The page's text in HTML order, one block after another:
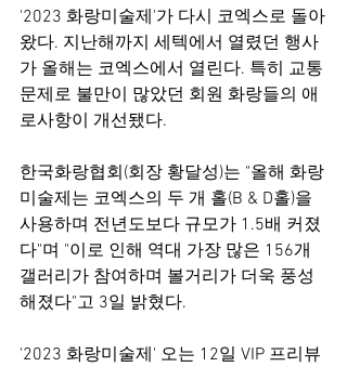
'2023 화랑미술제'가 다시 코엑스로 돌아
왔다. 지난해까지 세텍에서 열렸던 행사
가 올해는 코엑스에서 열린다. 특히 교통
문제로 불만이 많았던 회원 화랑들의 애
로사항이 개선됐다.
한국화랑협회(회장 황달성)는 "올해 화랑
미술제는 코엑스의 두 개 홀(B & D홀)을
사용하며 전년도보다 규모가 1.5배 커졌
다"며 "이로 인해 역대 가장 많은 156개
갤러리가 참여하며 볼거리가 더욱 풍성
해졌다"고 3일 밝혔다.
'2023 화랑미술제' 오는 12일 VIP 프리뷰